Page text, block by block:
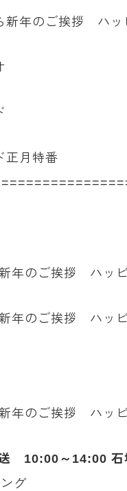
年のご挨拶 ハッ
月特番
年のご挨拶 ハッピ
年のご挨拶 ハッピ
年のご挨拶 ハッピ
10:00～14:00 石
グ